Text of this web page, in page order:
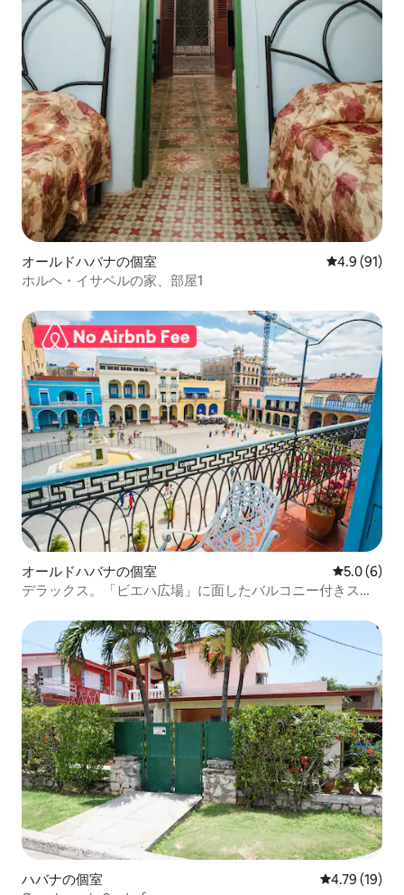
オールドハバナの個室 レビュー91
4.9 (91)
ホルヘ・イサベルの家、部屋1
オールドハバナの個室 レビュー6
5.0 (6)
デラックス。「ビエハ広場」に面したバルコニー付きスイ
ハバナの個室 レビュー19
4.79 (19)